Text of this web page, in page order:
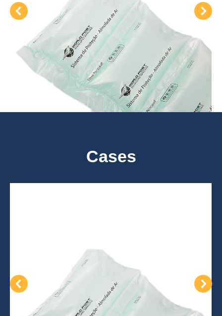
Cases